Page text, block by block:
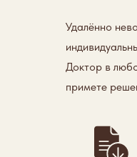
Удалённо
Доктор в
примете